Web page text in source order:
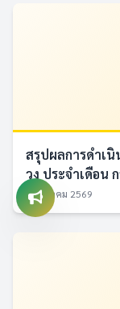
สรุปผลการดำเ
วง ประจำเดือน
4 สิงหาคม 2569